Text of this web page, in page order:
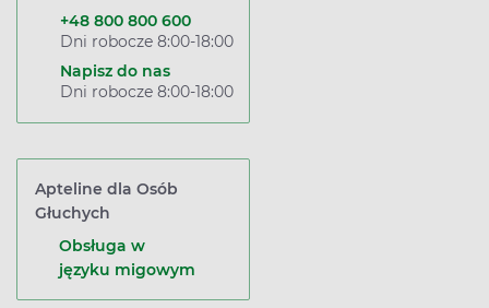
+48 800 800 600
Dni robocze 8:00-18:00
Napisz do nas
Dni robocze 8:00-18:00
Apteline dla Osób
Głuchych
Obsługa w
języku migowym